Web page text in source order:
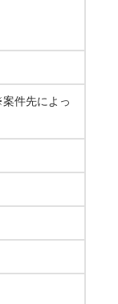
件先によっ